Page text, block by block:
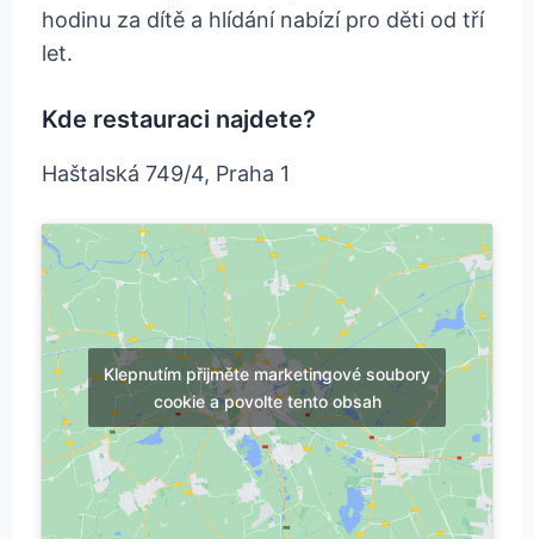
hodinu za dítě a hlídání nabízí pro děti od tří
let.
Kde restauraci najdete?
Haštalská 749/4, Praha 1
Klepnutím přijměte marketingové soubory
cookie a povolte tento obsah